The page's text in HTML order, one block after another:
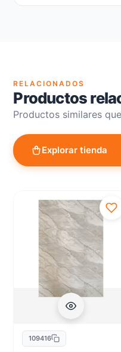
RELACIONADOS
Productos
Productos similares
Explorar tienda
109416